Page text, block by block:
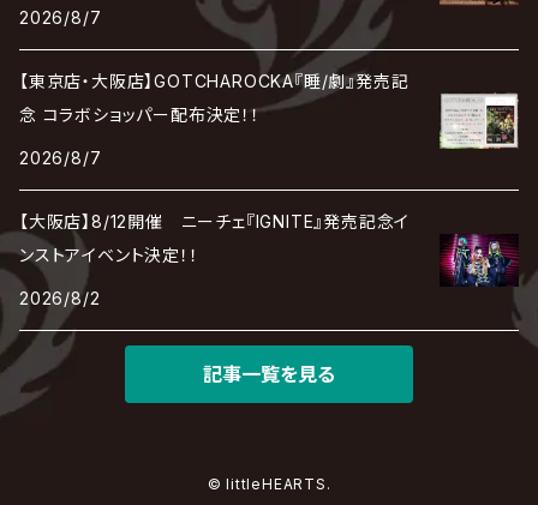
umbrella
Janne Da Arc
sugar
Jupiter
JILUKA
JILS
SHIN
DEZERT
deadman
DEVILOOF
DuelJewel
D'ERLANGER
電脳ヒメカ
Blu-BiLLioN
BULL FIELD
BREAKERZ
BLAZE
The Brow Beat
THE MADNA
MAMA.
まみれた / MAMIRETA
MALICE MIZER
Lill
RE:INa
RAZOR
LSN / The LEGENDARY SIX NINE
ロマン急行
2026/8/7
【東京店・大阪店】GOTCHAROCKA『睡/劇』発売記
念 コラボショッパー配布決定！！
2026/8/7
【大阪店】8/12開催 ニーチェ『IGNITE』発売記念イ
ンストアイベント決定！！
2026/8/2
記事一覧を見る
© littleHEARTS.